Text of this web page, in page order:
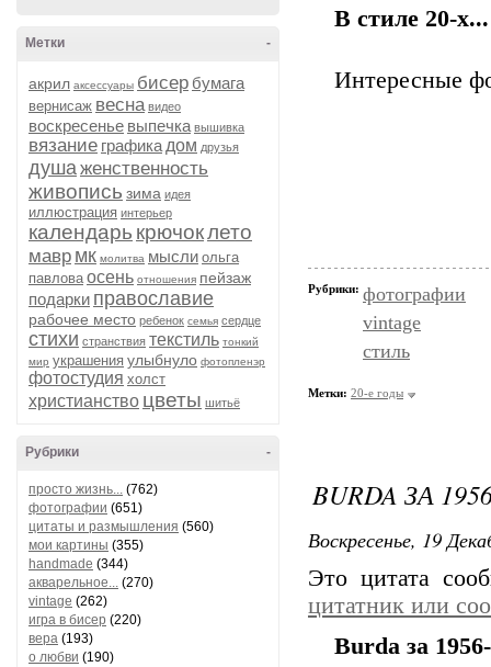
-
Метки
акрил аксессуары бисер бумага
вернисаж весна видео
воскресенье выпечка вышивка
вязание графика дом друзья
душаженственность
живопись зима идея
иллюстрация интерьер
календарь крючоклето
мавр мк молитва мысли ольга
павлова осень отношения пейзаж
подарки православие
рабочее место ребенок семья сердце
стихи странствия текстиль тонкий
мир украшения улыбнуло фотопленэр
фотостудия холст
христианство цветы шитьё
-
Рубрики
просто жизнь... (762)
фотографии (651)
цитаты и размышления (560)
мои картины (355)
handmade (344)
акварельное... (270)
vintage (262)
игра в бисер (220)
вера (193)
о любви (190)
В стиле 20-х...
Интересные
Рубрики: фотографии
vintage
стиль
Метки: 20-е годы
BURDA ЗА
Воскресенье, 19
Это цитата
цитатник или
Burda за